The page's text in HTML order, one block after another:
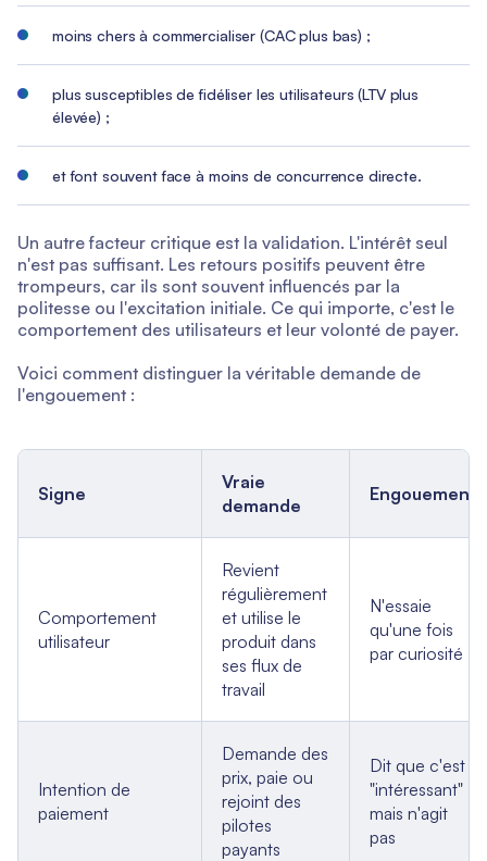
moins chers à commercialiser (CAC plus bas) ;
plus susceptibles de fidéliser les utilisateurs (LTV plus
élevée) ;
et font souvent face à moins de concurrence directe.
Un autre facteur critique est la validation. L'intérêt seul
n'est pas suffisant. Les retours positifs peuvent être
trompeurs, car ils sont souvent influencés par la
politesse ou l'excitation initiale. Ce qui importe, c'est le
comportement des utilisateurs et leur volonté de payer.
Voici comment distinguer la véritable demande de
l'engouement :
Signe
Vraie
demande
Engouement
Comportement
utilisateur
Revient
régulièrement
et utilise le
produit dans
ses flux de
travail
N'essaie
qu'une fois
par curiosité
Intention de
paiement
Demande des
prix, paie ou
rejoint des
pilotes
payants
Dit que c'est
"intéressant"
mais n'agit
pas